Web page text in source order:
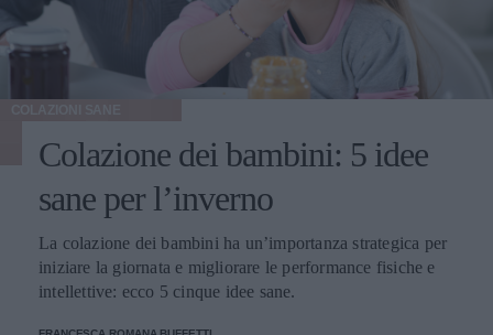
Colazione dei bambini: 5 idee
sane per l’inverno
La colazione dei bambini ha un’importanza strategica per
iniziare la giornata e migliorare le performance fisiche e
intellettive: ecco 5 cinque idee sane.